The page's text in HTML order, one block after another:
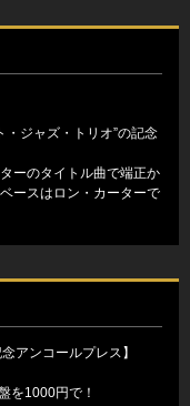
ジャズ・トリオ”の記念
ーのタイトル曲で端正か
ースはロン・カーターで
アンコールプレス】
を1000円で！